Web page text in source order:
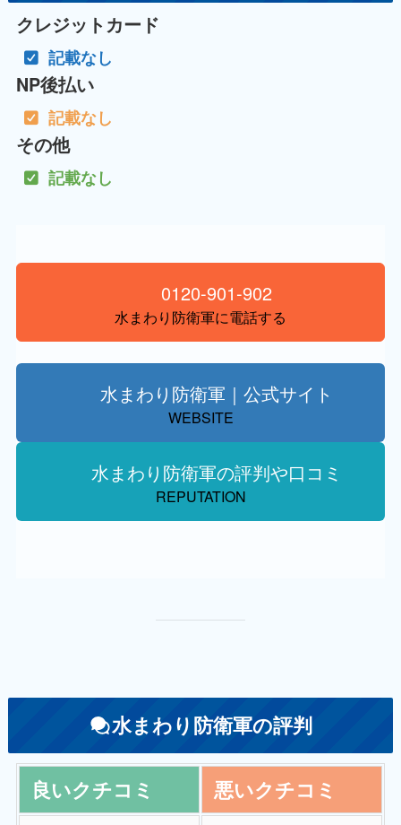
クレジットカード
記載なし
NP後払い
記載なし
その他
記載なし
0120-901-902
水まわり防衛軍に電話する
水まわり防衛軍｜公式サイト
WEBSITE
水まわり防衛軍の評判や口コミ
REPUTATION
水まわり防衛軍の評判
良いクチコミ 悪いクチコミ